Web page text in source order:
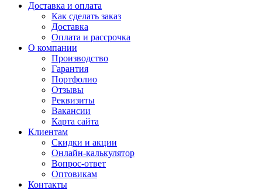
Доставка и оплата
Как сделать заказ
Доставка
Оплата и рассрочка
О компании
Производство
Гарантия
Портфолио
Отзывы
Реквизиты
Вакансии
Карта сайта
Клиентам
Скидки и акции
Онлайн-калькулятор
Вопрос-ответ
Оптовикам
Контакты